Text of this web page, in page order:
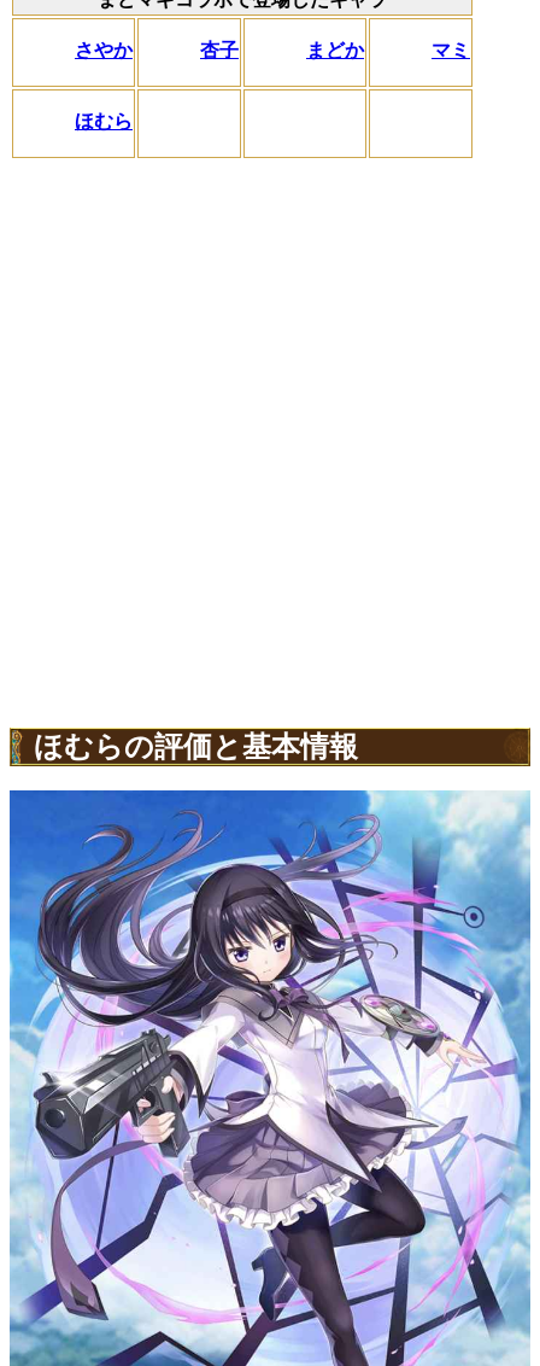
さやか 杏子 まどか マミ
ほむら
ほむらの評価と基本情報